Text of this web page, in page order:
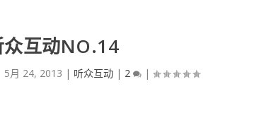
众互动NO.14
5月 24, 2013 | 听众互动 | 2 |